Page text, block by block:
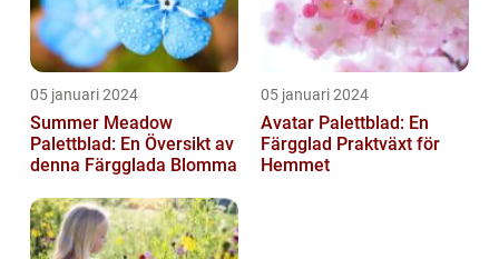
05 januari 2024
Summer Meadow
Palettblad: En Översikt av
denna Färgglada Blomma
05 januari 2024
Avatar Palettblad: En
Färgglad Praktväxt för
Hemmet